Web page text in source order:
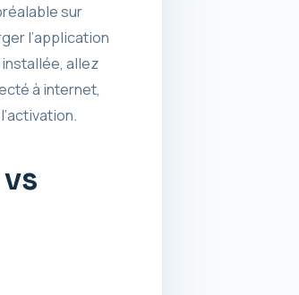
sur
l’application
allez
à internet,